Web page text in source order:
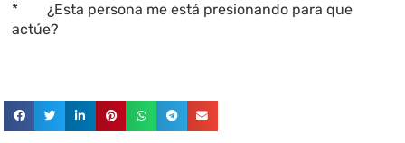
* ¿Esta persona me está presionando para que
actúe?